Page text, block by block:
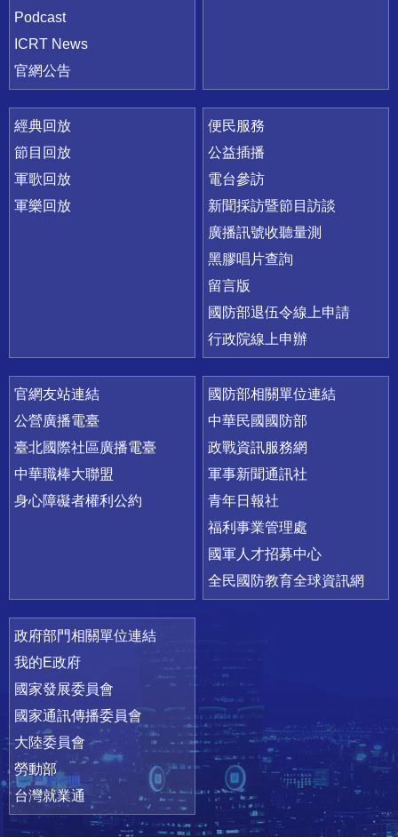
Podcast
ICRT News
官網公告
經典回放
節目回放
軍歌回放
軍樂回放
便民服務
公益插播
電台參訪
新聞採訪暨節目訪談
廣播訊號收聽量測
黑膠唱片查詢
留言版
國防部退伍令線上申請
行政院線上申辦
官網友站連結
公營廣播電臺
臺北國際社區廣播電臺
中華職棒大聯盟
身心障礙者權利公約
國防部相關單位連結
中華民國國防部
政戰資訊服務網
軍事新聞通訊社
青年日報社
福利事業管理處
國軍人才招募中心
全民國防教育全球資訊網
政府部門相關單位連結
我的E政府
國家發展委員會
國家通訊傳播委員會
大陸委員會
勞動部
台灣就業通